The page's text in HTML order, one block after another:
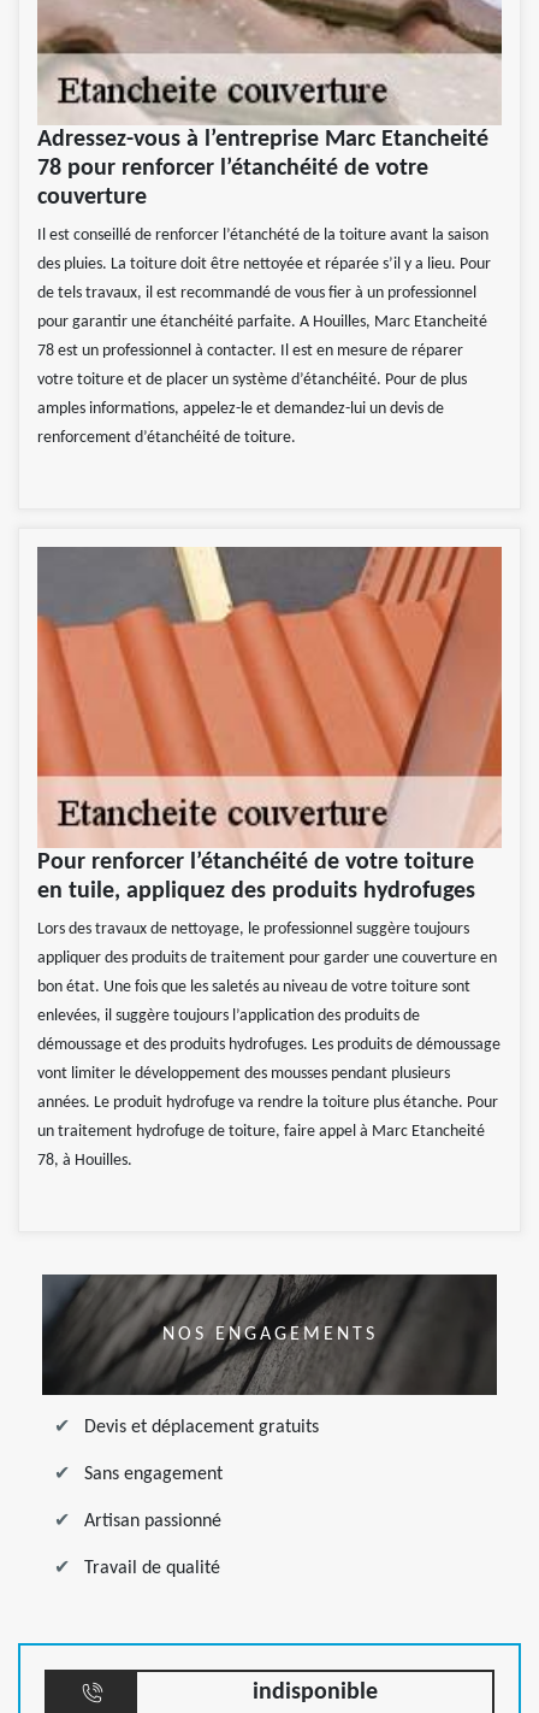
Adressez-vous à l’entreprise Marc Etancheité
78 pour renforcer l’étanchéité de votre
couverture
Il est conseillé de renforcer l’étanchété de la toiture avant la saison
des pluies. La toiture doit être nettoyée et réparée s’il y a lieu. Pour
de tels travaux, il est recommandé de vous fier à un professionnel
pour garantir une étanchéité parfaite. A Houilles, Marc Etancheité
78 est un professionnel à contacter. Il est en mesure de réparer
votre toiture et de placer un système d’étanchéité. Pour de plus
amples informations, appelez-le et demandez-lui un devis de
renforcement d’étanchéité de toiture.
Pour renforcer l’étanchéité de votre toiture
en tuile, appliquez des produits hydrofuges
Lors des travaux de nettoyage, le professionnel suggère toujours
appliquer des produits de traitement pour garder une couverture en
bon état. Une fois que les saletés au niveau de votre toiture sont
enlevées, il suggère toujours l’application des produits de
démoussage et des produits hydrofuges. Les produits de démoussage
vont limiter le développement des mousses pendant plusieurs
années. Le produit hydrofuge va rendre la toiture plus étanche. Pour
un traitement hydrofuge de toiture, faire appel à Marc Etancheité
78, à Houilles.
NOS ENGAGEMENTS
Devis et déplacement gratuits
Sans engagement
Artisan passionné
Travail de qualité
indisponible